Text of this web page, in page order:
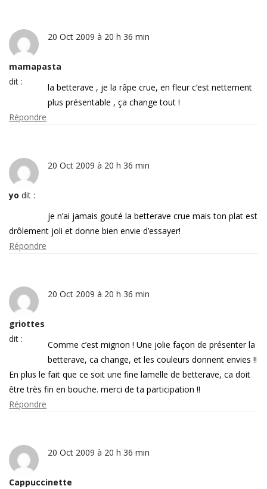
mamapasta
dit :
20 Oct 2009 à 20 h 36 min
la betterave , je la râpe crue, en fleur c’est nettement
plus présentable , ça change tout !
Répondre
yo dit :
20 Oct 2009 à 20 h 36 min
je n’ai jamais gouté la betterave crue mais ton plat est
drôlement joli et donne bien envie d’essayer!
Répondre
griottes
dit :
20 Oct 2009 à 20 h 36 min
Comme c’est mignon ! Une jolie façon de présenter la
betterave, ca change, et les couleurs donnent envies !!
En plus le fait que ce soit une fine lamelle de betterave, ca doit
être très fin en bouche. merci de ta participation !!
Répondre
Cappuccinette
20 Oct 2009 à 20 h 36 min